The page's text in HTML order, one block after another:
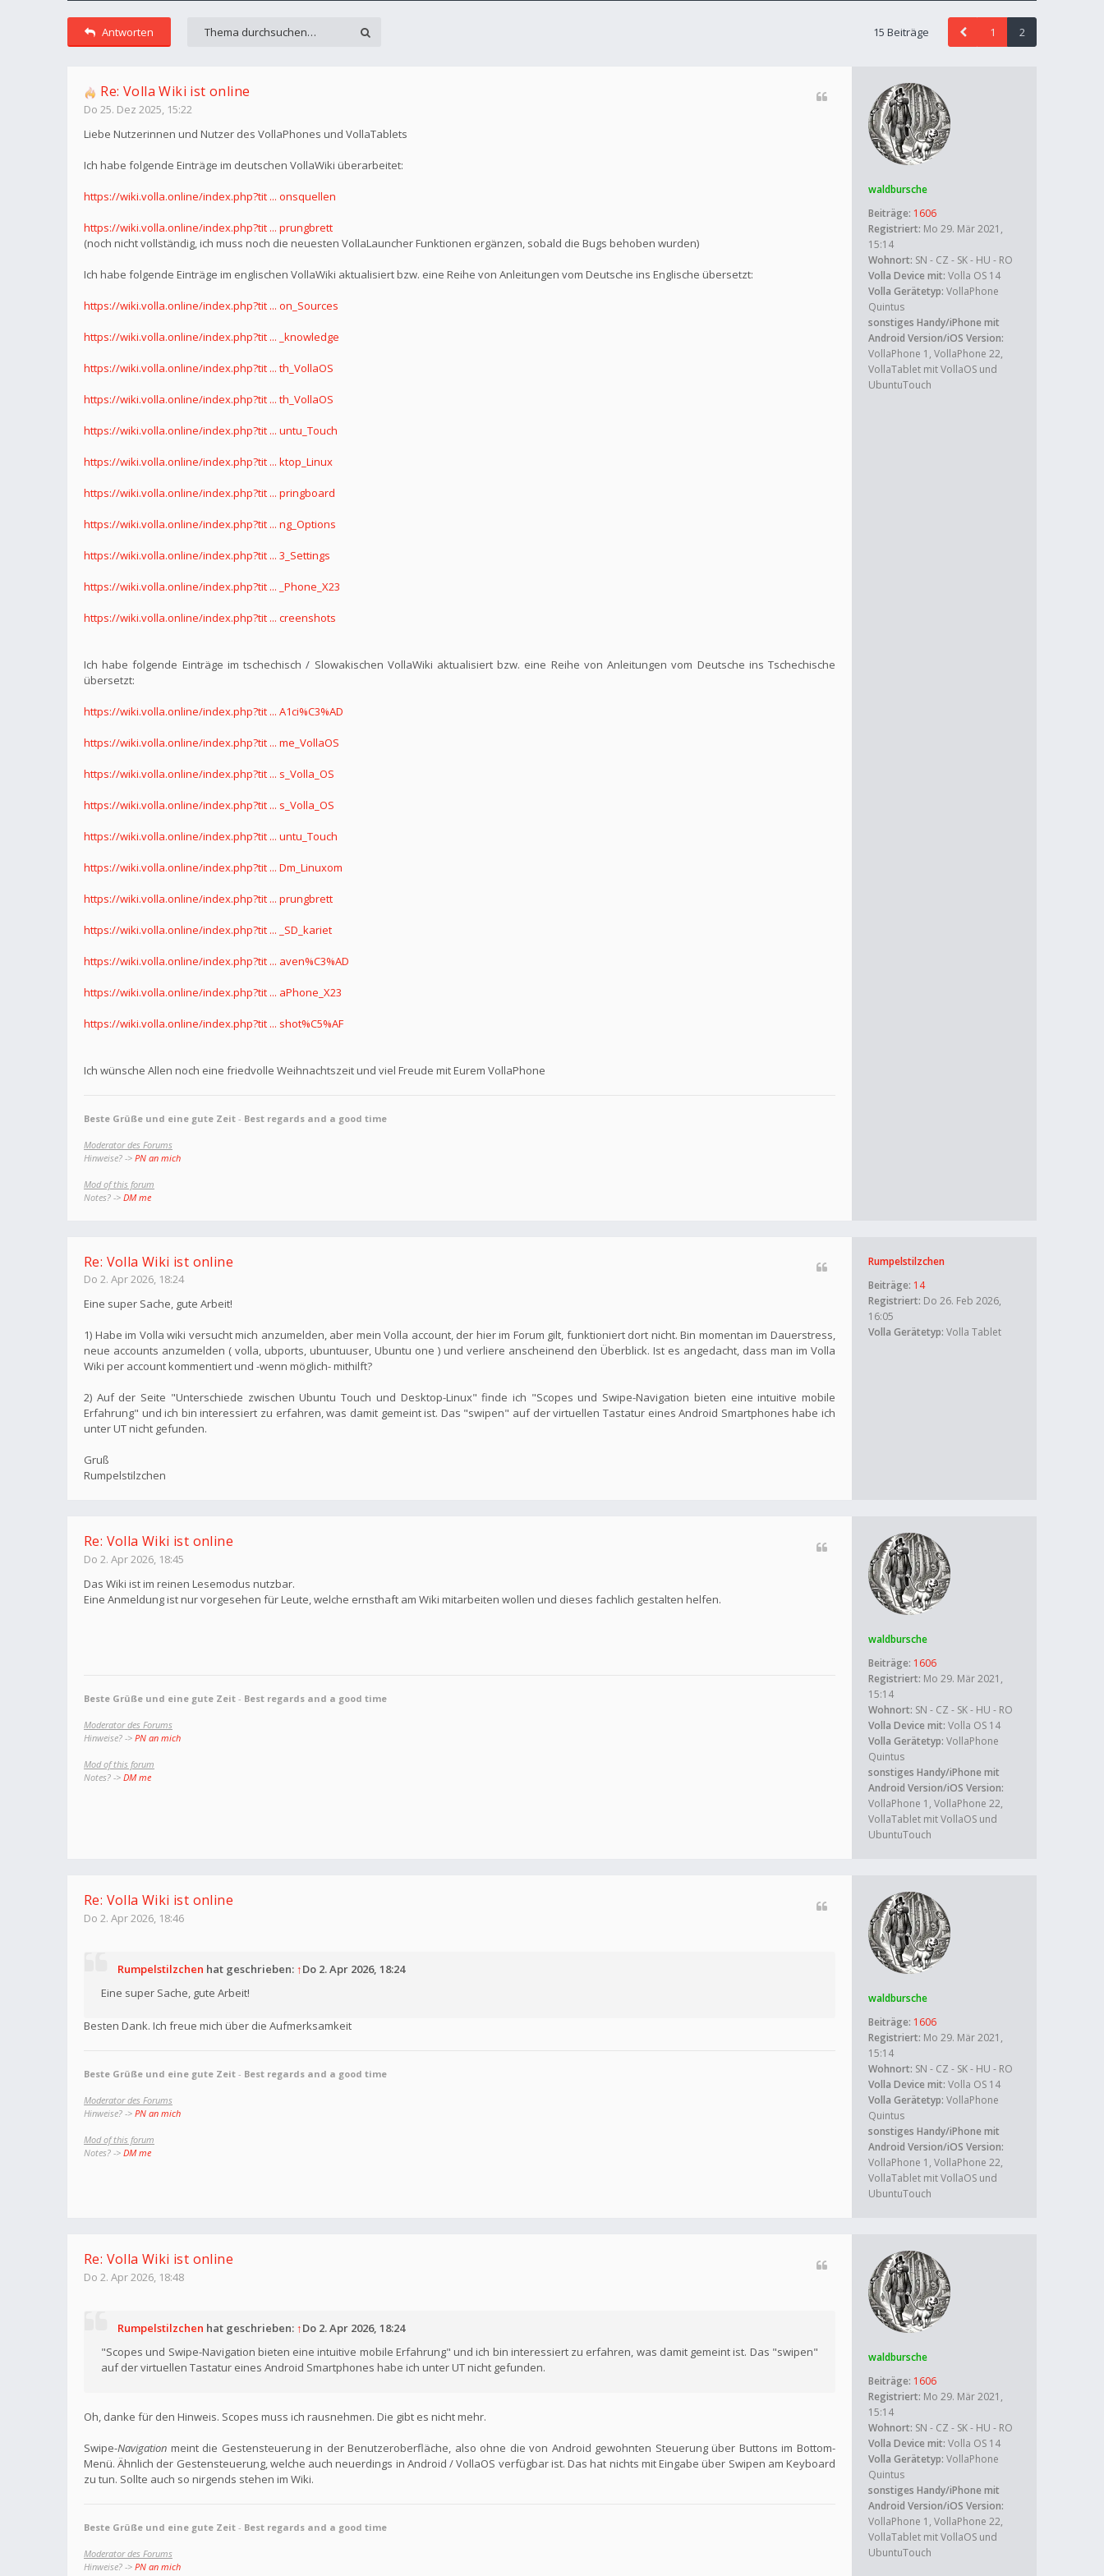
Antworten 15 Beiträge 1 2
waldbursche
Beiträge: 1606
Registriert: Mo 29. Mär 2021,
15:14
Wohnort: SN - CZ - SK - HU - RO
Volla Device mit: Volla OS 14
Volla Gerätetyp: VollaPhone
Quintus
sonstiges Handy/iPhone mit
Android Version/iOS Version:
VollaPhone 1, VollaPhone 22,
VollaTablet mit VollaOS und
UbuntuTouch
Re: Volla Wiki ist online
Do 25. Dez 2025, 15:22
Liebe Nutzerinnen und Nutzer des VollaPhones und VollaTablets
Ich habe folgende Einträge im deutschen VollaWiki überarbeitet:
https://wiki.volla.online/index.php?tit ... onsquellen
https://wiki.volla.online/index.php?tit ... prungbrett
(noch nicht vollständig, ich muss noch die neuesten VollaLauncher Funktionen ergänzen, sobald die Bugs behoben wurden)
Ich habe folgende Einträge im englischen VollaWiki aktualisiert bzw. eine Reihe von Anleitungen vom Deutsche ins Englische übersetzt:
https://wiki.volla.online/index.php?tit ... on_Sources
https://wiki.volla.online/index.php?tit ... _knowledge
https://wiki.volla.online/index.php?tit ... th_VollaOS
https://wiki.volla.online/index.php?tit ... th_VollaOS
https://wiki.volla.online/index.php?tit ... untu_Touch
https://wiki.volla.online/index.php?tit ... ktop_Linux
https://wiki.volla.online/index.php?tit ... pringboard
https://wiki.volla.online/index.php?tit ... ng_Options
https://wiki.volla.online/index.php?tit ... 3_Settings
https://wiki.volla.online/index.php?tit ... _Phone_X23
https://wiki.volla.online/index.php?tit ... creenshots
Ich habe folgende Einträge im tschechisch / Slowakischen VollaWiki aktualisiert bzw. eine Reihe von Anleitungen vom Deutsche ins Tschechische
übersetzt:
https://wiki.volla.online/index.php?tit ... A1ci%C3%AD
https://wiki.volla.online/index.php?tit ... me_VollaOS
https://wiki.volla.online/index.php?tit ... s_Volla_OS
https://wiki.volla.online/index.php?tit ... s_Volla_OS
https://wiki.volla.online/index.php?tit ... untu_Touch
https://wiki.volla.online/index.php?tit ... Dm_Linuxom
https://wiki.volla.online/index.php?tit ... prungbrett
https://wiki.volla.online/index.php?tit ... _SD_kariet
https://wiki.volla.online/index.php?tit ... aven%C3%AD
https://wiki.volla.online/index.php?tit ... aPhone_X23
https://wiki.volla.online/index.php?tit ... shot%C5%AF
Ich wünsche Allen noch eine friedvolle Weihnachtszeit und viel Freude mit Eurem VollaPhone
Beste Grüße und eine gute Zeit - Best regards and a good time
Moderator des Forums
Hinweise? -> PN an mich
Mod of this forum
Notes? -> DM me
Rumpelstilzchen
Beiträge: 14
Registriert: Do 26. Feb 2026,
16:05
Volla Gerätetyp: Volla Tablet
Re: Volla Wiki ist online
Do 2. Apr 2026, 18:24
Eine super Sache, gute Arbeit!
1) Habe im Volla wiki versucht mich anzumelden, aber mein Volla account, der hier im Forum gilt, funktioniert dort nicht. Bin momentan im Dauerstress,
neue accounts anzumelden ( volla, ubports, ubuntuuser, Ubuntu one ) und verliere anscheinend den Überblick. Ist es angedacht, dass man im Volla
Wiki per account kommentiert und -wenn möglich- mithilft?
2) Auf der Seite "Unterschiede zwischen Ubuntu Touch und Desktop-Linux" finde ich "Scopes und Swipe-Navigation bieten eine intuitive mobile
Erfahrung" und ich bin interessiert zu erfahren, was damit gemeint ist. Das "swipen" auf der virtuellen Tastatur eines Android Smartphones habe ich
unter UT nicht gefunden.
Gruß
Rumpelstilzchen
waldbursche
Beiträge: 1606
Registriert: Mo 29. Mär 2021,
15:14
Wohnort: SN - CZ - SK - HU - RO
Volla Device mit: Volla OS 14
Volla Gerätetyp: VollaPhone
Quintus
sonstiges Handy/iPhone mit
Android Version/iOS Version:
VollaPhone 1, VollaPhone 22,
VollaTablet mit VollaOS und
UbuntuTouch
Re: Volla Wiki ist online
Do 2. Apr 2026, 18:45
Das Wiki ist im reinen Lesemodus nutzbar.
Eine Anmeldung ist nur vorgesehen für Leute, welche ernsthaft am Wiki mitarbeiten wollen und dieses fachlich gestalten helfen.
Beste Grüße und eine gute Zeit - Best regards and a good time
Moderator des Forums
Hinweise? -> PN an mich
Mod of this forum
Notes? -> DM me
waldbursche
Beiträge: 1606
Registriert: Mo 29. Mär 2021,
15:14
Wohnort: SN - CZ - SK - HU - RO
Volla Device mit: Volla OS 14
Volla Gerätetyp: VollaPhone
Quintus
sonstiges Handy/iPhone mit
Android Version/iOS Version:
VollaPhone 1, VollaPhone 22,
VollaTablet mit VollaOS und
UbuntuTouch
Re: Volla Wiki ist online
Do 2. Apr 2026, 18:46
Rumpelstilzchen hat geschrieben: ↑Do 2. Apr 2026, 18:24
Eine super Sache, gute Arbeit!
Besten Dank. Ich freue mich über die Aufmerksamkeit
Beste Grüße und eine gute Zeit - Best regards and a good time
Moderator des Forums
Hinweise? -> PN an mich
Mod of this forum
Notes? -> DM me
waldbursche
Beiträge: 1606
Registriert: Mo 29. Mär 2021,
15:14
Wohnort: SN - CZ - SK - HU - RO
Volla Device mit: Volla OS 14
Volla Gerätetyp: VollaPhone
Quintus
sonstiges Handy/iPhone mit
Android Version/iOS Version:
VollaPhone 1, VollaPhone 22,
VollaTablet mit VollaOS und
UbuntuTouch
Re: Volla Wiki ist online
Do 2. Apr 2026, 18:48
Rumpelstilzchen hat geschrieben: ↑Do 2. Apr 2026, 18:24
"Scopes und Swipe-Navigation bieten eine intuitive mobile Erfahrung" und ich bin interessiert zu erfahren, was damit gemeint ist. Das "swipen"
auf der virtuellen Tastatur eines Android Smartphones habe ich unter UT nicht gefunden.
Oh, danke für den Hinweis. Scopes muss ich rausnehmen. Die gibt es nicht mehr.
Swipe-Navigation meint die Gestensteuerung in der Benutzeroberfläche, also ohne die von Android gewohnten Steuerung über Buttons im Bottom-
Menü. Ähnlich der Gestensteuerung, welche auch neuerdings in Android / VollaOS verfügbar ist. Das hat nichts mit Eingabe über Swipen am Keyboard
zu tun. Sollte auch so nirgends stehen im Wiki.
Beste Grüße und eine gute Zeit - Best regards and a good time
Moderator des Forums
Hinweise? -> PN an mich